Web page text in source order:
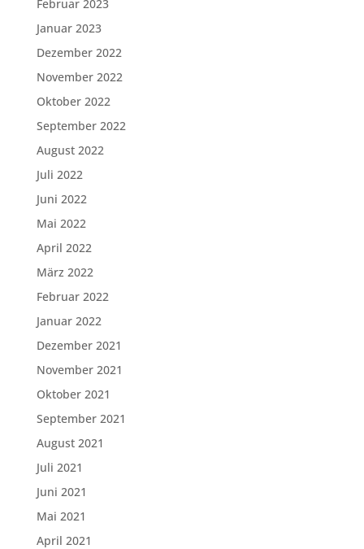
Februar 2023
Januar 2023
Dezember 2022
November 2022
Oktober 2022
September 2022
August 2022
Juli 2022
Juni 2022
Mai 2022
April 2022
März 2022
Februar 2022
Januar 2022
Dezember 2021
November 2021
Oktober 2021
September 2021
August 2021
Juli 2021
Juni 2021
Mai 2021
April 2021